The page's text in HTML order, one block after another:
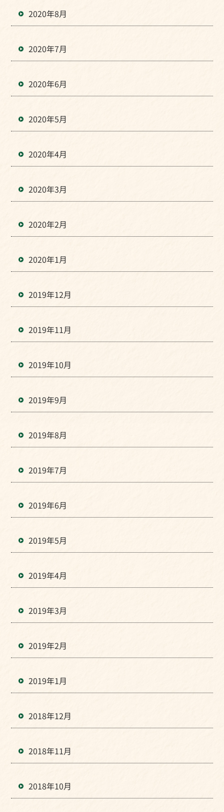
2020年8月
2020年7月
2020年6月
2020年5月
2020年4月
2020年3月
2020年2月
2020年1月
2019年12月
2019年11月
2019年10月
2019年9月
2019年8月
2019年7月
2019年6月
2019年5月
2019年4月
2019年3月
2019年2月
2019年1月
2018年12月
2018年11月
2018年10月